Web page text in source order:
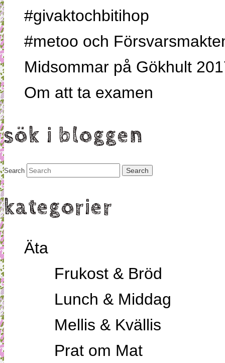
#givaktochbitihop
#metoo och
Midsommar på Gökhult
Om att ta examen
sök i bloggen
Search
kategorier
Äta
Frukost & Bröd
Lunch & Middag
Mellis & Kvällis
Prat om Mat